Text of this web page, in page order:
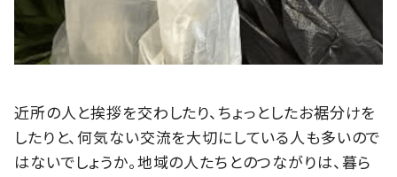
近所の人と挨拶を交わしたり、ちょっとしたお裾分けを
したりと、何気ない交流を大切にしている人も多いので
はないでしょうか。地域の人たちとのつながりは、暮ら